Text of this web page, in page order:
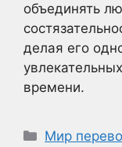
объединять
делая его
времени.
Рубрики
Мир